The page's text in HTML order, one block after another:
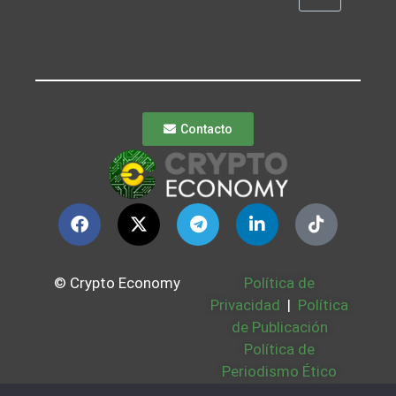
Contacto
© Crypto Economy
Política de
Privacidad | Política
de Publicación
Política de
Periodismo Ético